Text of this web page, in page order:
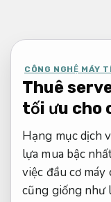
nội
dungCÔNG NGHỆ MÁY
Thuê
tối ưu cho
Hạng mục dịch
lựa mua bậc
việc đầu cơ
cũng giống như